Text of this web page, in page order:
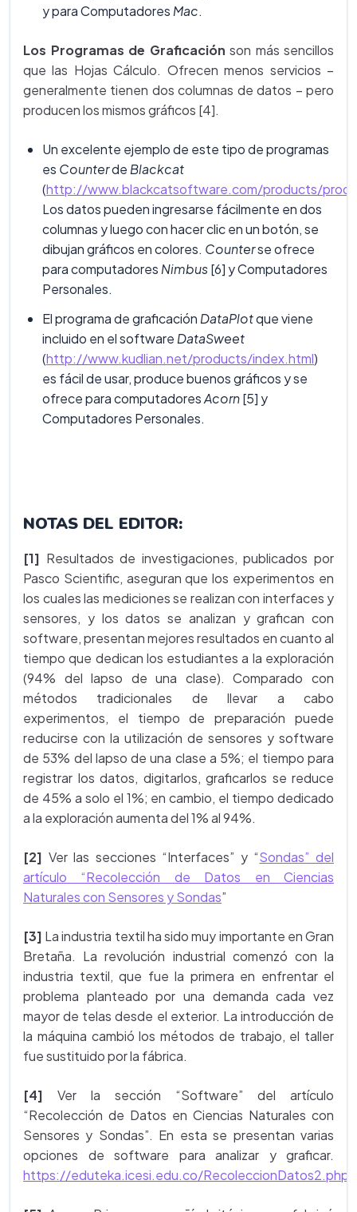
y para Computadores Mac.
Los Programas de Graficación son más sencillos
que las Hojas Cálculo. Ofrecen menos servicios –
generalmente tienen dos columnas de datos – pero
producen los mismos gráficos [4].
Un excelente ejemplo de este tipo de programas
es Counterde Blackcat
(http://www.blackcatsoftware.com/products/
Los datos pueden ingresarse fácilmente en dos
columnas y luego con hacer clic en un botón, se
dibujan gráficos en colores. Counterse ofrece
para computadores Nimbus[6] y Computadores
Personales.
El programa de graficación DataPlotque viene
incluido en el software DataSweet
(http://www.kudlian.net/products/index.html)
es fácil de usar, produce buenos gráficos y se
ofrece para computadoresAcorn[5] y
Computadores Personales.
NOTAS DEL EDITOR:
[1] Resultados de investigaciones, publicados por
Pasco Scientific, aseguran que los experimentos en
los cuales las mediciones se realizan con interfaces y
sensores, y los datos se analizan y grafican con
software, presentan mejores resultados en cuanto al
tiempo que dedican los estudiantes a la exploración
(94% del lapso de una clase). Comparado con
métodos tradicionales de llevar a cabo
experimentos, el tiempo de preparación puede
reducirse con la utilización de sensores y software
de 53% del lapso de una clase a 5%; el tiempo para
registrar los datos, digitarlos, graficarlos se reduce
de 45% a solo el 1%; en cambio, el tiempo dedicado
a la exploración aumenta del 1% al 94%.
[2] Ver las secciones “Interfaces” y “Sondas” del
artículo “Recolección de Datos en Ciencias
Naturales con Sensores y Sondas”
[3] La industria textil ha sido muy importante en Gran
Bretaña. La revolución industrial comenzó con la
industria textil, que fue la primera en enfrentar el
problema planteado por una demanda cada vez
mayor de telas desde el exterior. La introducción de
la máquina cambió los métodos de trabajo, el taller
fue sustituido por la fábrica.
[4] Ver la sección “Software” del artículo
“Recolección de Datos en Ciencias Naturales con
Sensores y Sondas”. En esta se presentan varias
opciones de software para analizar y graficar.
https://eduteka.icesi.edu.co/RecoleccionDatos2.php